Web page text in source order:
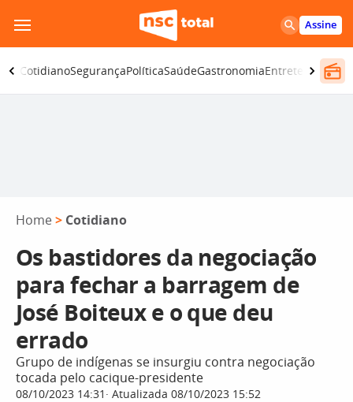
para
o
conteúdo
Assine
CotidianoSegurançaPolíticaSaúdeGastronomiaEntretenimento
Home > Cotidiano
Os bastidores da negociação
para fechar a barragem de
José Boiteux e o que deu
errado
Grupo de indígenas se insurgiu contra negociação
tocada pelo cacique-presidente
08/10/2023 14:31 Atualizada 08/10/2023 15:52